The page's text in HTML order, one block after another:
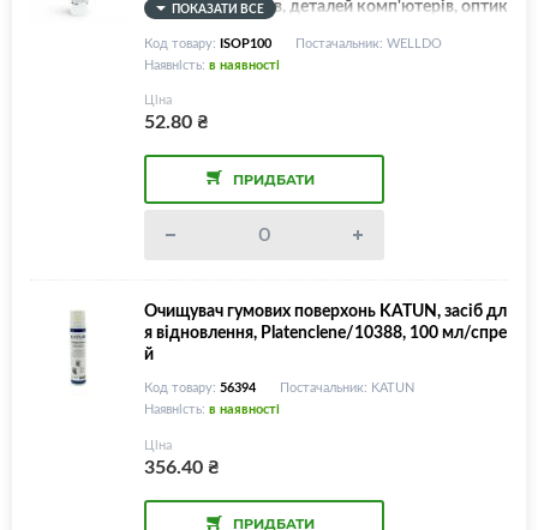
интера, контактів, деталей комп'ютерів, оптик
и, розріджує та розчиняє залишки жиру, масл
а, смол, лаку, клею, чорнил та фарби), німецьк
а якість, 100 мл
ПОКАЗАТИ ВСЕ
Код товару: ISOP100
Постачальник: WELLDO
Наявність: в наявності
Ціна
52.80₴
ПРИДБАТИ
Очищувач гумових поверхонь KATUN, засіб дл
я відновлення, Platenclene/10388, 100 мл/спре
й
Код товару: 56394
Постачальник: KATUN
Наявність: в наявності
Ціна
356.40₴
ПРИДБАТИ